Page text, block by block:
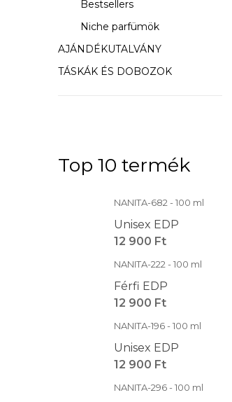
Bestsellers
Niche parfümök
AJÁNDÉKUTALVÁNY
TÁSKÁK ÉS DOBOZOK
Top 10 termék
NANITA-682 - 100 ml
Unisex EDP
12 900 Ft
NANITA-222 - 100 ml
Férfi EDP
12 900 Ft
NANITA-196 - 100 ml
Unisex EDP
12 900 Ft
NANITA-296 - 100 ml